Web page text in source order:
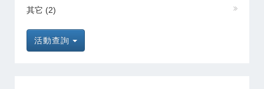
其它 (2)
活動查詢